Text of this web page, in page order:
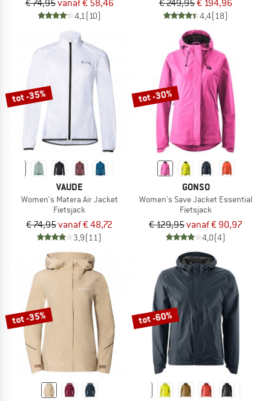
€ 74,95vanaf € 58,46
4,1(10)
€ 249,95€ 194,96
4,4(18)
tot -35%
VAUDE
Women's Matera Air Jacket
Fietsjack
€ 74,95vanaf € 48,72
3,9(11)
tot -30%
GONSO
Women's Save Jacket Essential
Fietsjack
€ 129,95vanaf € 90,97
4,0(4)
tot -35% tot -60%